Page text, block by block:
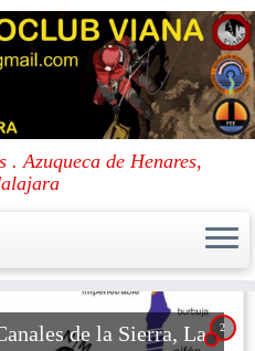
. Azuqueca de Henares,
2
de la Sierra, La